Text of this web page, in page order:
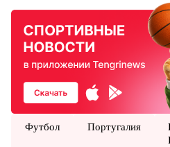
Футбол Португалия